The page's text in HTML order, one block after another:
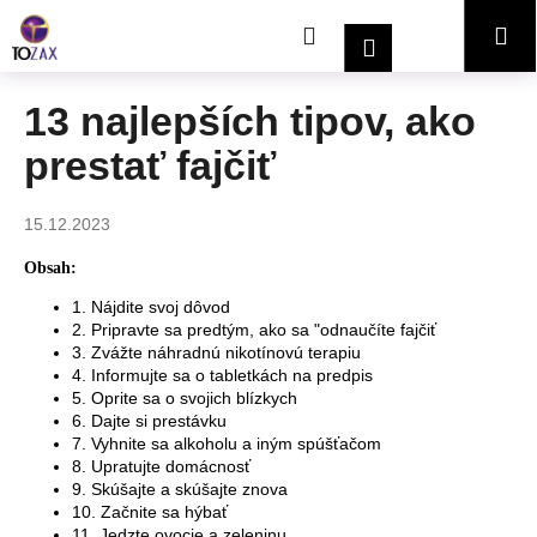
obsah
HľadaťPrihlásenieNákupný
košík
13 najlepších tipov, ako
prestať fajčiť
15.12.2023
Obsah:
1. Nájdite svoj dôvod
2. Pripravte sa predtým, ako sa "odnaučíte fajčiť
3. Zvážte náhradnú nikotínovú terapiu
4. Informujte sa o tabletkách na predpis
5. Oprite sa o svojich blízkych
6. Dajte si prestávku
7. Vyhnite sa alkoholu a iným spúšťačom
8. Upratujte domácnosť
9. Skúšajte a skúšajte znova
10. Začnite sa hýbať
o
Č
o
p
o
t